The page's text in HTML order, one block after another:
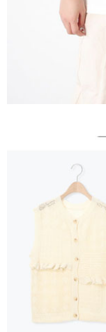
「AFTEE先享後付」
４．使用「AFTEE先
時審查核予不同之上限
５．嚴禁一人註冊多個
恩沛科技股份有限公司
每筆NT$90，滿